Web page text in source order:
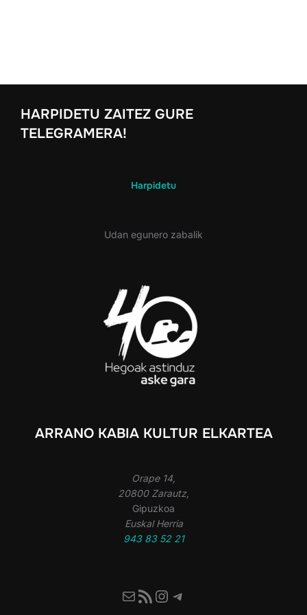
HARPIDETU ZAITEZ GURE
TELEGRAMERA!
Harpidetu
Udan egunero zabalik
ARRANO KABIA KULTUR ELKARTEA
Orape 14,
20800 Zarautz,
Gipuzkoa
Euskal Herria
943 83 52 21
MailRSS FeedInstagram
Telegram